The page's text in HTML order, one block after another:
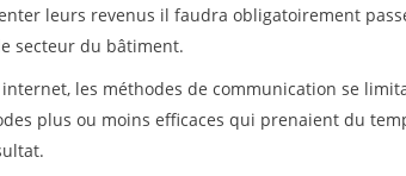
leurs revenus il faudra obligatoirement
secteur du bâtiment.
les méthodes de communication se
plus ou moins efficaces qui prenaient du